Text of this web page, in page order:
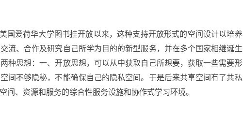
国爱荷华大学图书挂开放以来，这种支持开放形式的空间设计以培养
流、合作及研究自己所学为目的的新型服务，并在多个国家相继诞生
种思想：一、开放思想，可以从中获取自己所想要，获取一些需要形
间不够隐秘，不能确保自己的隐私空间。于是后来共享空间有了共私
间、资源和服务的综合性服务设施和协作式学习环境。